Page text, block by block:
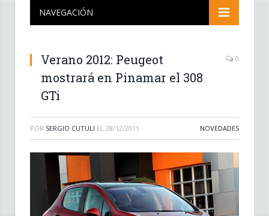
NAVEGACIÓN
Verano 2012: Peugeot
mostrará en Pinamar el 308
GTi
0
POR SERGIO CUTULI EL 28/12/2011 NOVEDADES